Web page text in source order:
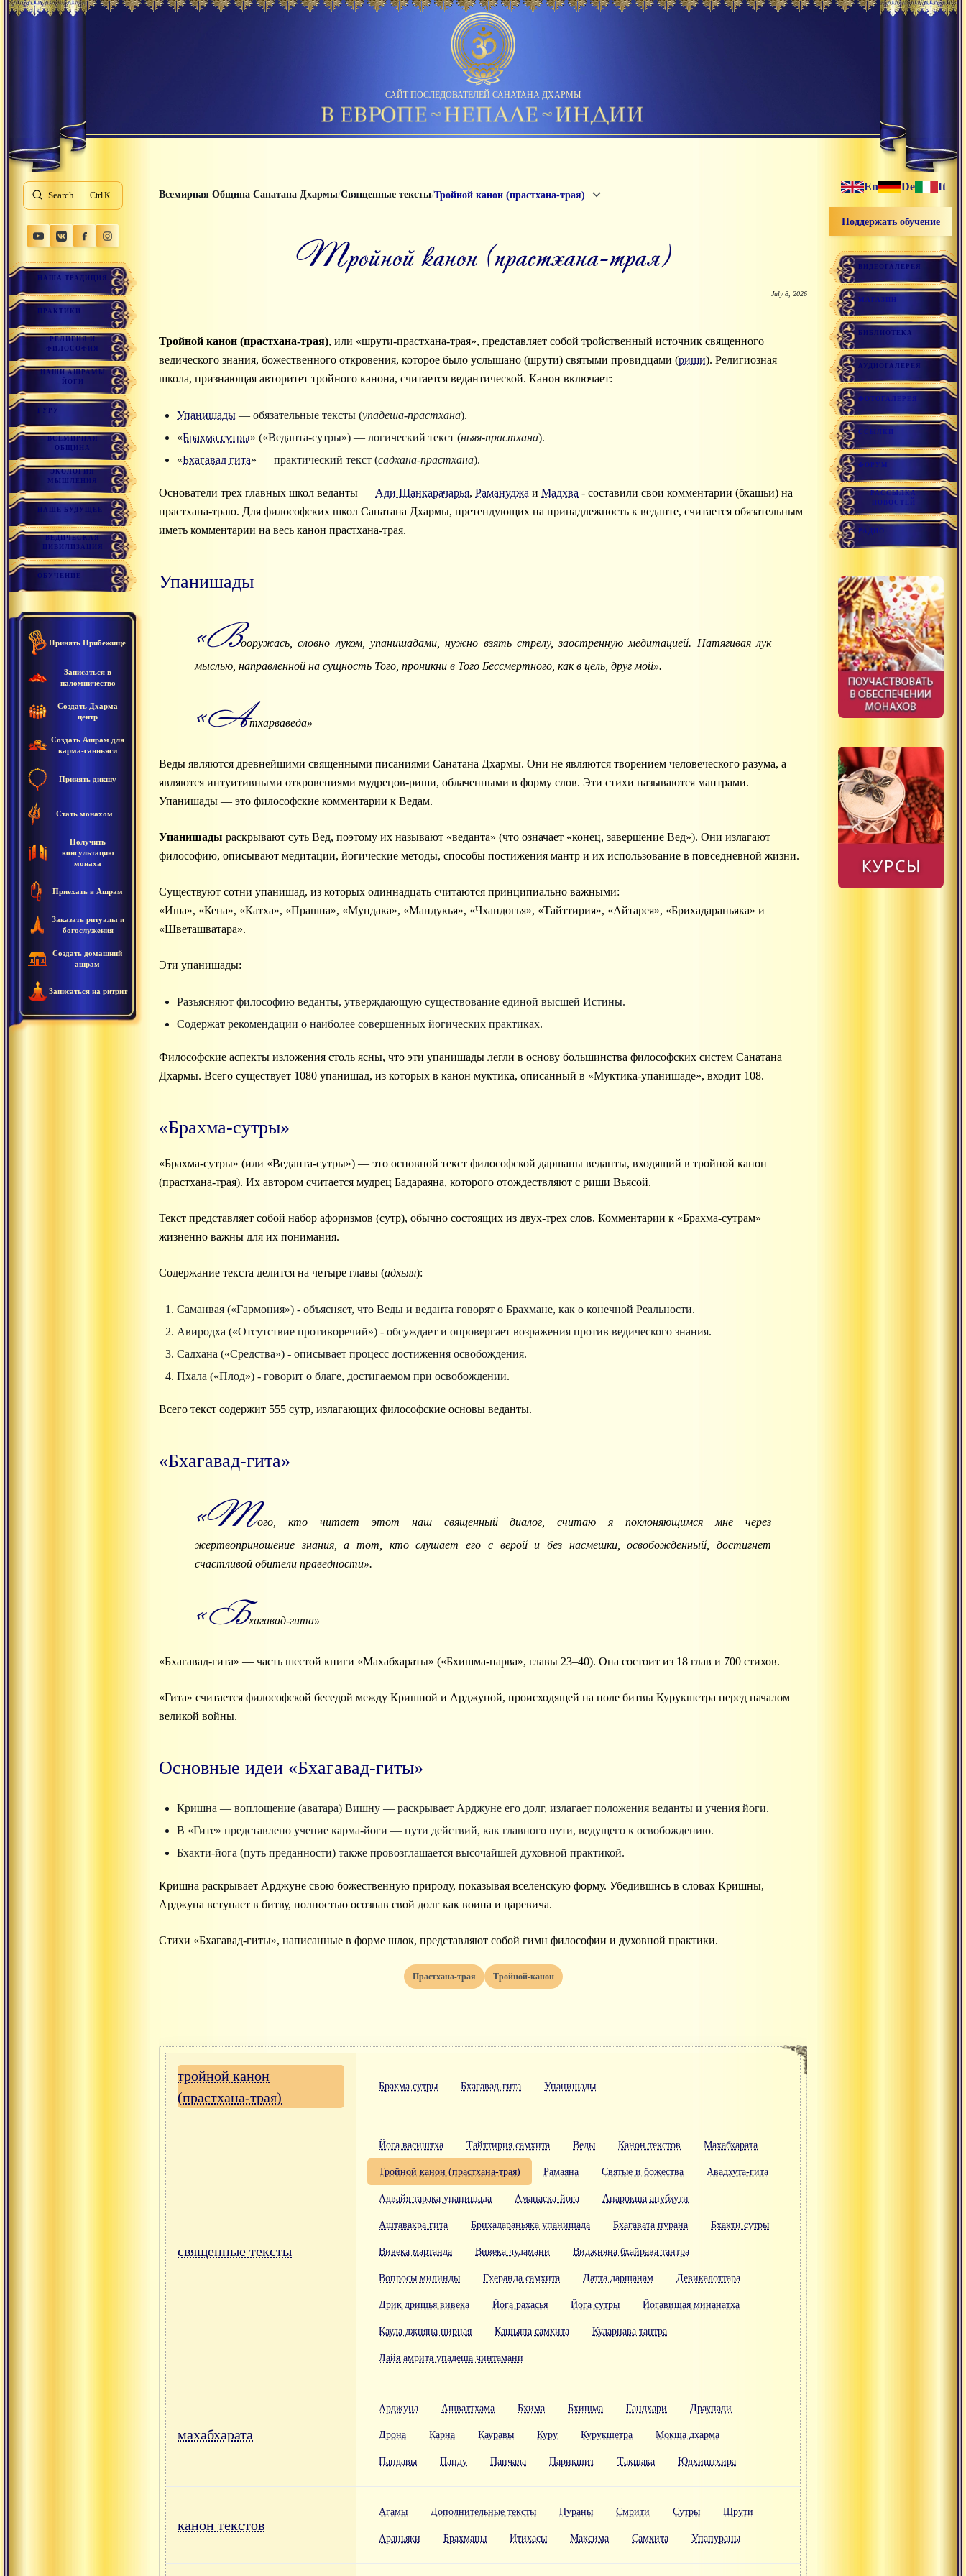
САЙТ ПОСЛЕДОВАТЕЛЕЙ САНАТАНА ДХАРМЫ
Search K
НАША ТРАДИЦИЯ
ПРАКТИКИ
РЕЛИГИЯ И
ФИЛОСОФИЯ
НАШИ АШРАМЫ
ЙОГИ
ГУРУ
ВСЕМИРНАЯ
ОБЩИНА
ЭКОЛОГИЯ
МЫШЛЕНИЯ
НАШЕ БУДУЩЕЕ
ВЕДИЧЕСКАЯ
ЦИВИЛИЗАЦИЯ
ОБУЧЕНИЕ
Принять Прибежище
Записаться в
паломничество
Создать Дхарма
центр
Создать Ашрам для
карма-санньяси
Принять дикшу
Стать монахом
Получить
консультацию
монаха
Приехать в Ашрам
Заказать ритуалы и
богослужения
Создать домашний
ашрам
Записаться на ритрит
Всемирная Община Санатана Дхармы/Священные тексты/Тройной канон (прастхана-трая)
тройной канон (прастхана-трая)
July 8, 2026
Тройной канон (прастхана-трая), или «шрути-прастхана-трая», представляет собой тройственный источник священного
ведического знания, божественного откровения, которое было услышано (шрути) святыми провидцами (риши). Религиозная
школа, признающая авторитет тройного канона, считается ведантической. Канон включает:
Упанишады — обязательные тексты (упадеша-прастхана).
«Брахма сутры» («Веданта-сутры») — логический текст (ньяя-прастхана).
«Бхагавад гита» — практический текст (садхана-прастхана).
Основатели трех главных школ веданты — Ади Шанкарачарья, Рамануджа и Мадхва - составили свои комментарии (бхашьи) на
прастхана-траю. Для философских школ Санатана Дхармы, претендующих на принадлежность к веданте, считается обязательным
иметь комментарии на весь канон прастхана-трая.
Упанишады
«Вооружась, словно луком, упанишадами, нужно взять стрелу, заостренную медитацией. Натягивая лук
мыслью, направленной на сущность Того, проникни в Того Бессмертного, как в цель, друг мой».
«Атхарваведа»
Веды являются древнейшими священными писаниями Санатана Дхармы. Они не являются творением человеческого разума, а
являются интуитивными откровениями мудрецов-риши, облаченными в форму слов. Эти стихи называются мантрами.
Упанишады — это философские комментарии к Ведам.
Упанишады раскрывают суть Вед, поэтому их называют «веданта» (что означает «конец, завершение Вед»). Они излагают
философию, описывают медитации, йогические методы, способы постижения мантр и их использование в повседневной жизни.
Существуют сотни упанишад, из которых одиннадцать считаются принципиально важными:
«Иша», «Кена», «Катха», «Прашна», «Мундака», «Мандукья», «Чхандогья», «Тайттирия», «Айтарея», «Брихадараньяка» и
«Шветашватара».
Эти упанишады:
Разъясняют философию веданты, утверждающую существование единой высшей Истины.
Содержат рекомендации о наиболее совершенных йогических практиках.
Философские аспекты изложения столь ясны, что эти упанишады легли в основу большинства философских систем Санатана
Дхармы. Всего существует 1080 упанишад, из которых в канон муктика, описанный в «Муктика-упанишаде», входит 108.
«Брахма-сутры»
«Брахма-сутры» (или «Веданта-сутры») — это основной текст философской даршаны веданты, входящий в тройной канон
(прастхана-трая). Их автором считается мудрец Бадараяна, которого отождествляют с риши Вьясой.
Текст представляет собой набор афоризмов (сутр), обычно состоящих из двух-трех слов. Комментарии к «Брахма-сутрам»
жизненно важны для их понимания.
Содержание текста делится на четыре главы (адхьяя):
Саманвая («Гармония») - объясняет, что Веды и веданта говорят о Брахмане, как о конечной Реальности.
Авиродха («Отсутствие противоречий») - обсуждает и опровергает возражения против ведического знания.
Садхана («Средства») - описывает процесс достижения освобождения.
Пхала («Плод») - говорит о благе, достигаемом при освобождении.
Всего текст содержит 555 сутр, излагающих философские основы веданты.
«Бхагавад-гита»
«Того, кто читает этот наш священный диалог, считаю я поклоняющимся мне через
жертвоприношение знания, а тот, кто слушает его с верой и без насмешки, освобожденный, достигнет
счастливой обители праведности».
«Бхагавад-гита»
«Бхагавад-гита» — часть шестой книги «Махабхараты» («Бхишма-парва», главы 23–40). Она состоит из 18 глав и 700 стихов.
«Гита» считается философской беседой между Кришной и Арджуной, происходящей на поле битвы Курукшетра перед началом
великой войны.
Основные идеи «Бхагавад-гиты»
Кришна — воплощение (аватара) Вишну — раскрывает Арджуне его долг, излагает положения веданты и учения йоги.
В «Гите» представлено учение карма-йоги — пути действий, как главного пути, ведущего к освобождению.
Бхакти-йога (путь преданности) также провозглашается высочайшей духовной практикой.
Кришна раскрывает Арджуне свою божественную природу, показывая вселенскую форму. Убедившись в словах Кришны,
Арджуна вступает в битву, полностью осознав свой долг как воина и царевича.
Стихи «Бхагавад-гиты», написанные в форме шлок, представляют собой гимн философии и духовной практики.
Прастхана-трая Тройной-канон
тройной канон
(прастхана-трая)
Брахма сутры Бхагавад-гита Упанишады
священные тексты
Йога васиштха Тайттирия самхита Веды Канон текстов Махабхарата
Тройной канон (прастхана-трая) Рамаяна Святые и божества Авадхута-гита
Адвайя тарака упанишада Аманаска-йога Апарокша анубхути
Аштавакра гита Брихадараньяка упанишада Бхагавата пурана Бхакти сутры
Вивека мартанда Вивека чудамани Виджняна бхайрава тантра
Вопросы милинды Гхеранда самхита Датта даршанам Девикалоттара
Дрик дришья вивека Йога рахасья Йога сутры Йогавишая минанатха
Каула джняна нирная Кашьяпа самхита Куларнава тантра
Лайя амрита упадеша чинтамани
махабхарата
Арджуна Ашваттхама Бхима Бхишма Гандхари Драупади
Дрона Карна Кауравы Куру Курукшетра Мокша дхарма
Пандавы Панду Панчала Парикшит Такшака Юдхиштхира
канон текстов
Агамы Дополнительные тексты Пураны Смрити Сутры Шрути
Араньяки Брахманы Итихасы Максима Самхита Упапураны
En De It
Поддержать обучение
ВИДЕОГАЛЕРЕЯ
МАГАЗИН
БИБЛИОТЕКА
АУДИОГАЛЕРЕЯ
ФОТОГАЛЕРЕЯ
ССЫЛКИ
ФОРУМ
РАССЫЛКА
НОВОСТЕЙ
РАДИО